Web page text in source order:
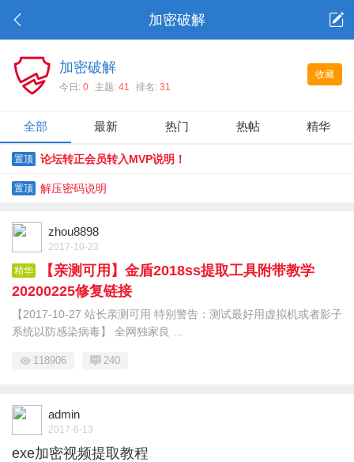
加密破解
收藏
加密破解
今日: 0 主题: 41 排名: 31
全部 最新 热门 热帖 精华
置顶 论坛转正会员转入MVP说明！
置顶 解压密码说明
zhou8898
2017-10-23
精华
【亲测可用】金盾2018ss提取工具附带教学
20200225修复链接
【2017-10-27 站长亲测可用 特别警告：测试最好用虚拟机或者影子
系统以防感染病毒】 全网独家良 ...
118906 240
admin
2017-6-13
exe加密视频提取教程